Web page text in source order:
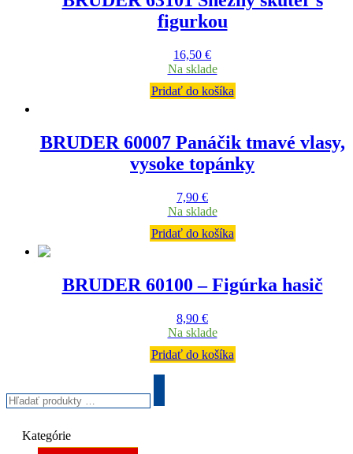
figurkou
16,50 €
Na sklade
Pridať do košíka
BRUDER 60007 Panáčik tmavé vlasy,
vysoke topánky
7,90 €
Na sklade
Pridať do košíka
BRUDER 60100 – Figúrka hasič
8,90 €
Na sklade
Pridať do košíka
produkty
…
Kategórie